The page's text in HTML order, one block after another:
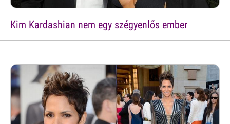
Kim Kardashian nem egy szégyenlős ember